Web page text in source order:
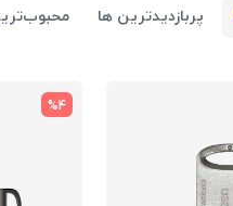
پربازدیدترین ها
%4